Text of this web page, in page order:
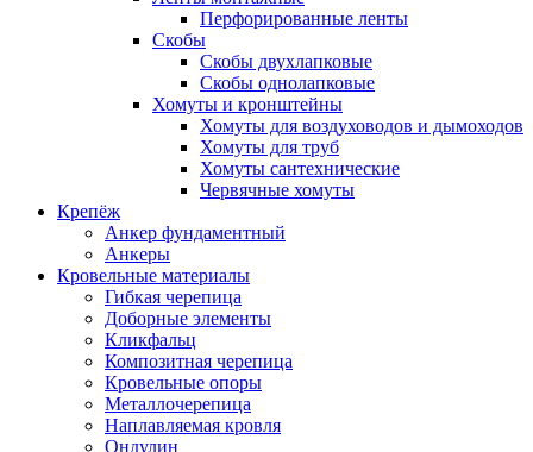
Перфорированные ленты
Скобы
Скобы двухлапковые
Скобы однолапковые
Хомуты и кронштейны
Хомуты для воздуховодов и дымоходов
Хомуты для труб
Хомуты сантехнические
Червячные хомуты
Крепёж
Анкер фундаментный
Анкеры
Кровельные материалы
Гибкая черепица
Доборные элементы
Кликфальц
Композитная черепица
Кровельные опоры
Металлочерепица
Наплавляемая кровля
Ондулин